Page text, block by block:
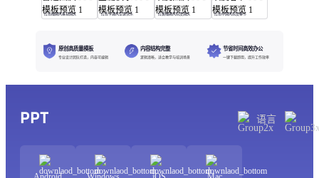
红色插画风喜迎国庆 红色卡通风圣诞快乐 红黄插画风欢度国庆 红色中国风欢度春节
原创高质量模板
专业设计团队打造，内容可编辑
内容结构完整
逻辑清晰，适合教学与培训场景
节省时间高效办公
一键下载即用，提升工作效率
PPT 语言